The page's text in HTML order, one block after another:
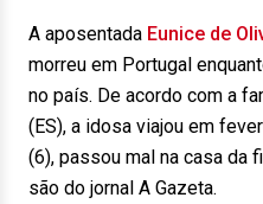
A aposentada Eunice de
morreu em Portugal
no país. De acordo com a
(ES), a idosa viajou em
(6), passou mal na casa da
são do jornal A Gazeta.